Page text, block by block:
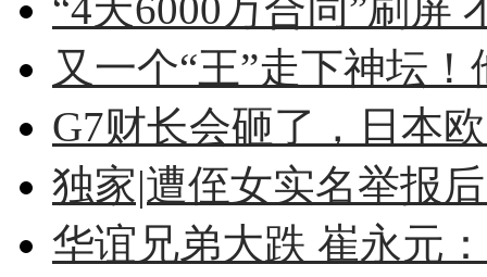
又一个“王”走下神坛
G7财长会砸了，日本
独家|遭侄女实名举报
华谊兄弟大跌 崔永元